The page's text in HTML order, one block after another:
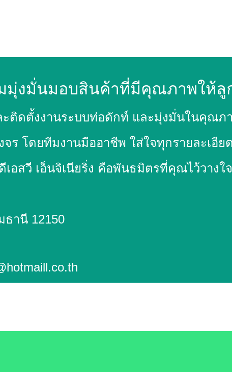
มุ่งมั่นมอบสินค้าที่มีคุณภาพให้ลู
ะติดตั้งงานระบบท่อดักท์ และมุ่งมั่นในคุณภ
ร โดยทีมงานมืออาชีพ ใส่ใจทุกรายละเอีย
อสวี เอ็นจิเนียริ่ง คือพันธมิตรที่คุณไว้วางใ
ยริ่ง จำกัด
.ปทุมธานี 12150